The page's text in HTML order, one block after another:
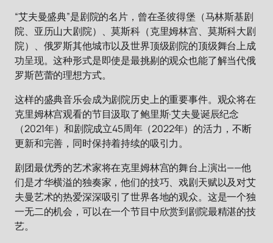
“艾夫曼盛典”是剧院的名片，曾在圣彼得堡（马林斯基剧
院、亚历山大剧院）、莫斯科（克里姆林宫、莫斯科大剧
院）、俄罗斯其他城市以及世界顶级剧院的顶级舞台上成
功呈现。这种形式是即使是最挑剔的观众也能了解当代俄
罗斯芭蕾的理想方式。
这样的盛典音乐会成为剧院历史上的重要事件。观众将在
克里姆林宫观看的节目汲取了鲍里斯·艾夫曼诞辰纪念
（2021年）和剧院成立45周年（2022年）的活力，不断
更新和完善，同时保持着持续的吸引力。
剧团最优秀的艺术家将在克里姆林宫的舞台上演出——他
们是才华横溢的独奏家，他们的技巧、戏剧天赋以及对艾
夫曼艺术的热爱深深吸引了世界各地的观众。这是一个独
一无二的机会，可以在一个节目中欣赏到剧院最精湛的技
艺。